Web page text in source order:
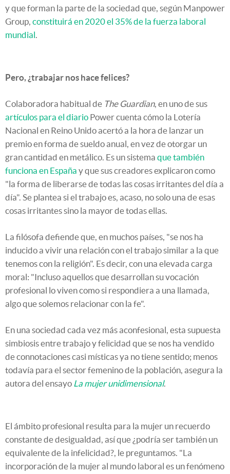
y que forman la parte de la sociedad que, según Manpower
Group, constituirá en 2020 el 35% de la fuerza laboral
mundial
Pero, ¿trabajar nos hace felices?
Colaboradora habitual de The Guardian, en uno de sus
artículos para el diario Power cuenta cómo la Lotería
Nacional en Reino Unido acertó a la hora de lanzar un
premio en forma de sueldo anual, en vez de otorgar un
gran cantidad en metálico. Es un sistema que también
funciona en España y que sus creadores explicaron como
"la forma de liberarse de todas las cosas irritantes del día a
día". Se plantea si el trabajo es, acaso, no solo una de esas
cosas irritantes sino la mayor de todas ellas.
La filósofa defiende que, en muchos países, "se nos ha
inducido a vivir una relación con el trabajo similar a la que
tenemos con la religión". Es decir, con una elevada carga
moral: "Incluso aquellos que desarrollan su vocación
profesional lo viven como si respondiera a una llamada,
algo que solemos relacionar con la fe".
En una sociedad cada vez más aconfesional, esta supuesta
simbiosis entre trabajo y felicidad que se nos ha vendido
de connotaciones casi místicas ya no tiene sentido; menos
todavía para el sector femenino de la población, asegura la
autora del ensayo La mujer unidimensional.
El ámbito profesional resulta para la mujer un recuerdo
constante de desigualdad, así que ¿podría ser también un
equivalente de la infelicidad?, le preguntamos. "La
incorporación de la mujer al mundo laboral es un fenómeno